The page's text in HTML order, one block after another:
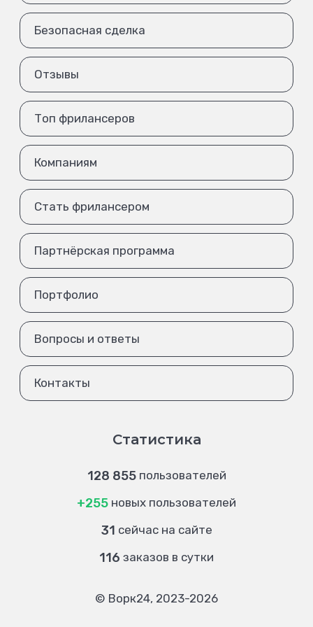
Безопасная сделка
Отзывы
Топ фрилансеров
Компаниям
Стать фрилансером
Партнёрская программа
Портфолио
Вопросы и ответы
Контакты
Статистика
128 855 пользователей
+255 новых пользователей
31 сейчас на сайте
116 заказов в сутки
© Ворк24, 2023-2026